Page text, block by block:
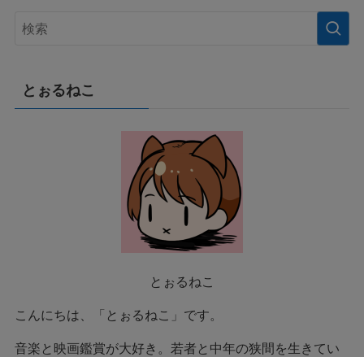
とぉるねこ
とぉるねこ
こんにちは、「とぉるねこ」です。
音楽と映画鑑賞が大好き。若者と中年の狭間を生きてい